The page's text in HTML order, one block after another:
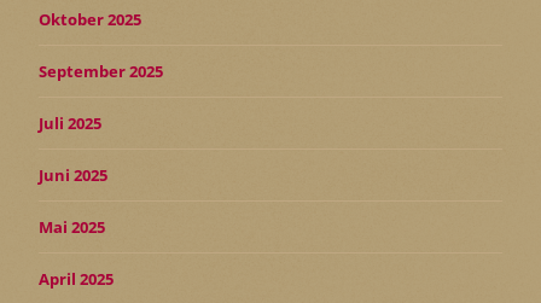
Oktober 2025
September 2025
Juli 2025
Juni 2025
Mai 2025
April 2025